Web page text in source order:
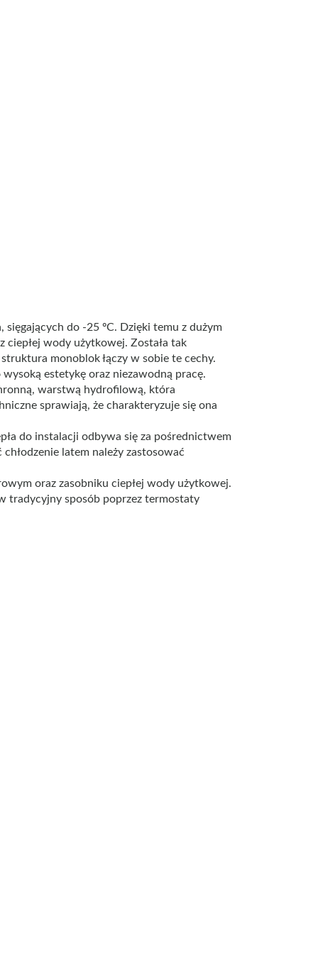
do -25 ºC. Dzięki temu z dużym
ciepłej wody użytkowej. Została tak
monoblok łączy w sobie te cechy.
estetykę oraz niezawodną pracę.
warstwą hydrofilową, która
sprawiają, że charakteryzuje się ona
do instalacji odbywa się za pośrednictwem
latem należy zastosować
oraz zasobniku ciepłej wody użytkowej.
tradycyjny sposób poprzez termostaty